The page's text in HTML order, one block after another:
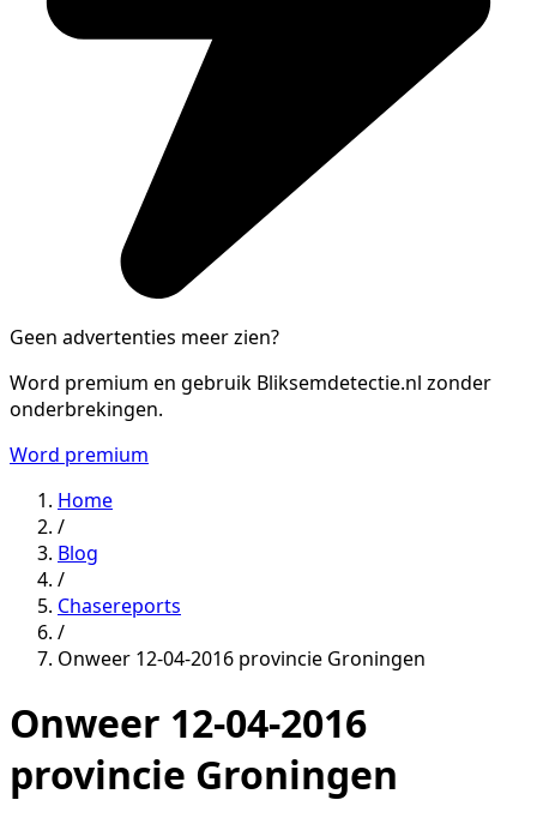
Geen advertenties meer zien?
Word premium en gebruik Bliksemdetectie.nl zonder
onderbrekingen.
Word premium
Home
/
Blog
/
Chasereports
/
Onweer 12-04-2016 provincie Groningen
Onweer 12-04-2016
provincie Groningen